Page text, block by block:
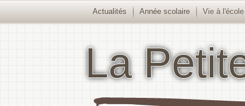
La
Actualités Année scolaire Vie à l'école